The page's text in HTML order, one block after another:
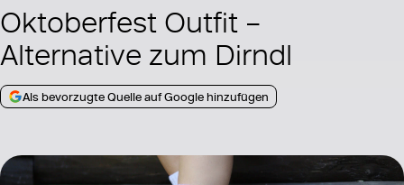
Oktoberfest Outfit –
Alternative zum Dirndl
Als bevorzugte Quelle auf Google hinzufügen